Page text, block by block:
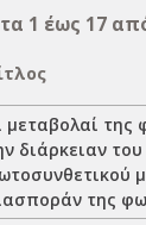
1 έως 17
μεταβολαί
διάρκειαν
της